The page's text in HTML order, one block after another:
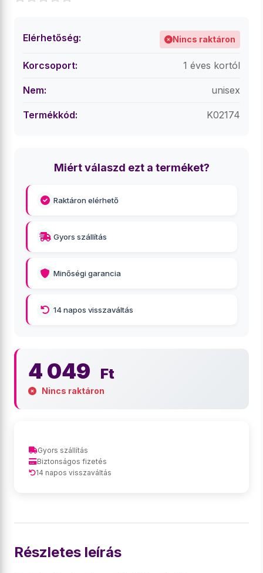
Elérhetőség: Nincs raktáron
Korcsoport: 1 éves kortól
Nem: unisex
Termékkód: K02174
Miért válaszd ezt a terméket?
Raktáron elérhető
Gyors szállítás
Minőségi garancia
14 napos visszaváltás
4 049 Ft
Nincs raktáron
Gyors szállítás
Biztonságos fizetés
14 napos visszaváltás
Részletes leírás